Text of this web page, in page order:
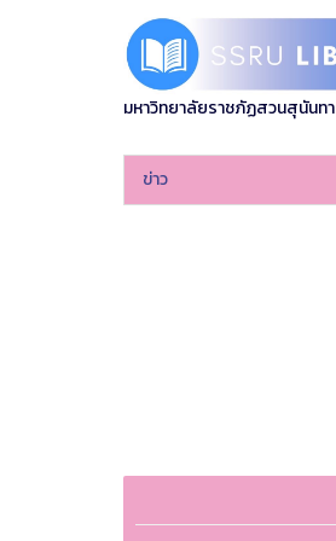
มหาวิทยาลัยราชภัฏสวนสุนันทา
ข่าว